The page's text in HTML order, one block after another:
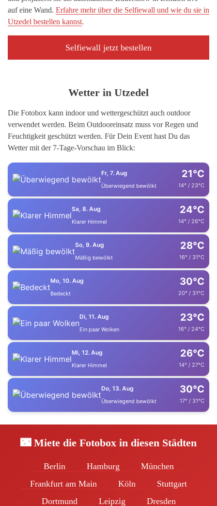
auf eine Wand. Erfahre mehr über die Selfiewall und wie du sie in
Utzedel bestellen kannst.
Selfiewall jetzt bestellen
Wetter in Utzedel
Die Fotobox kann indoor und wettergeschützt auch outdoor
verwendet werden. Beim Outdooreinsatz muss vor Regen und
Feuchtigkeit geschützt werden. Für Dein Event hast Du das
Wetter mit der 7-Tage-Vorschau im Blick:
Fr, 7. Aug
Überwiegend bewölkt
21°C
14° / 23°C
Sa, 8. Aug
Klarer Himmel
24°C
14° / 26°C
So, 9. Aug
Mäßig bewölkt
28°C
16° / 31°C
Mo, 10. Aug
Bedeckt
30°C
20° / 31°C
Di, 11. Aug
Ein paar Wolken
23°C
16° / 24°C
Mi, 12. Aug
Klarer Himmel
26°C
14° / 27°C
Do, 13. Aug
Überwiegend bewölkt
30°C
17° / 31°C
🌃 Miete die Fotobox in diesen Städten
Berlin Hamburg
München
Frankfurt am Main
Köln
Stuttgart
Dortmund
Leipzig Dresden